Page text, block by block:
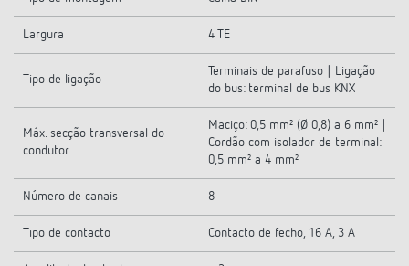
Largura 4 TE
Tipo de ligação
Terminais de parafuso | Ligação
do bus: terminal de bus KNX
Máx. secção transversal do
condutor
Maciço: 0,5 mm² (Ø 0,8) a 6 mm² |
Cordão com isolador de terminal:
0,5 mm² a 4 mm²
Número de canais 8
Tipo de contacto Contacto de fecho, 16 A, 3 A